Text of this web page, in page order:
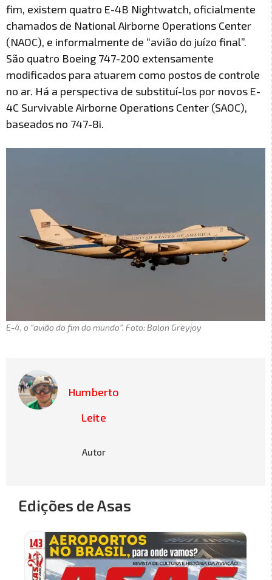
fim, existem quatro E-4B Nightwatch, oficialmente
chamados de National Airborne Operations Center
(NAOC), e informalmente de “avião do juízo final”.
São quatro Boeing 747-200 extensamente
modificados para atuarem como postos de controle
no ar. Há a perspectiva de substituí-los por novos E-
4C Survivable Airborne Operations Center (SAOC),
baseados no 747-8i.
E-4, o “avião do fim do mundo”. Foto: Balon Greyjoy
Humberto
Leite
Autor
Edições de Asas